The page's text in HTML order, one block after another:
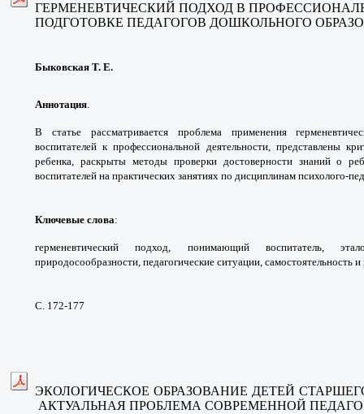
ГЕРМЕНЕВТИЧЕСКИЙ ПОДХОД В
ПОДГОТОВКЕ ПЕДАГОГОВ ДОШКОЛЬНОГО
Быковская Т. Е.
Аннотация.
В статье рассматривается проблема применения
воспитателейк профессиональной деятельности, представлены
ребенка, раскрыты методы проверки достоверности знаний о
воспитателей на практических занятиях по дисциплинам психолого-
Ключевые слова:
герменевтический подход, понимающий воспитатель,
природосообразности, педагогические ситуации, самостоятельность и
С. 172-177
ЭКОЛОГИЧЕСКОЕ ОБРАЗОВАНИЕ ДЕТЕЙ
АКТУАЛЬНАЯ ПРОБЛЕМА СОВРЕМЕННОЙ